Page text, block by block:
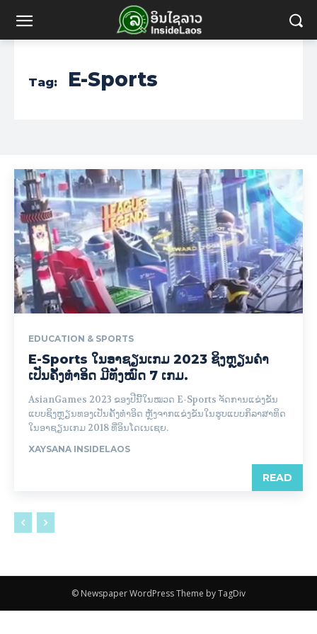
Tag: E-Sports
EDUCATION & SPORTS
E-Sports ໃນອາຊຽນເກມ 2023 ຊິງຫຼຽນຄຳ
ເປັນຄັ້ງທຳອິດ ມີທັງໝົດ 7 ເກມ.
AsianGames 2023 ຂອງປີນີ້ໃນໝວດ E-Sports ຈັດການແຂ່ງຂັນ
ແບບຊິງຫຼຽນທອງເປັນຄັ້ງທຳອິດ ຫຼັງຈາກແຂ່ງຂັນໃນຮູບແບບກິລາສາທິດ
ໃນອາຊຽນເກມ 2018 ທີ່ອິນໂດເນເຊຍ.
XAYSANA INSIDELAOS
READ
© Newspaper WordPress Theme by TagDiv